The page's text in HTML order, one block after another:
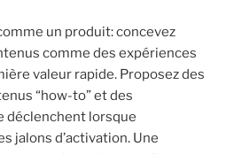
un produit: concevez
comme des expériences
valeur rapide. Proposez des
“how-to” et des
déclenchent lorsque
jalons d’activation. Une